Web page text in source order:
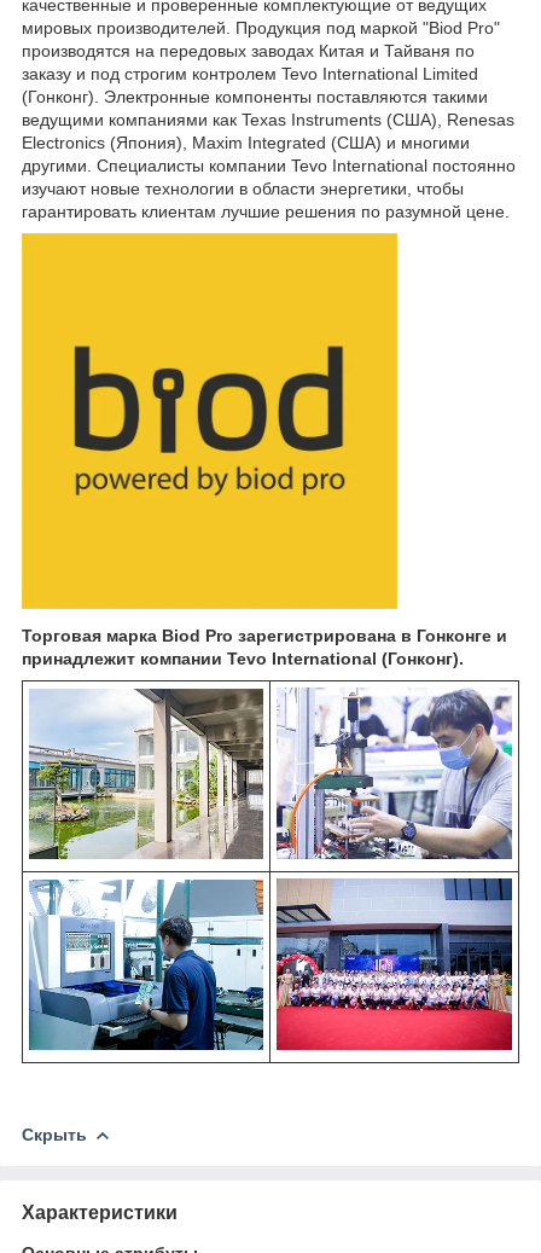
качественные и проверенные комплектующие от ведущих
мировых производителей. Продукция под маркой "Biod Pro"
производятся на передовых заводах Китая и Тайваня по
заказу и под строгим контролем Tevo International Limited
(Гонконг). Электронные компоненты поставляются такими
ведущими компаниями как Texas Instruments (США), Renesas
Electronics (Япония), Maxim Integrated (США) и многими
другими. Специалисты компании Tevo International постоянно
изучают новые технологии в области энергетики, чтобы
гарантировать клиентам лучшие решения по разумной цене.
Торговая марка Biod Pro зарегистрирована в Гонконге и
принадлежит компании Tevo International (Гонконг).
Скрыть
Характеристики